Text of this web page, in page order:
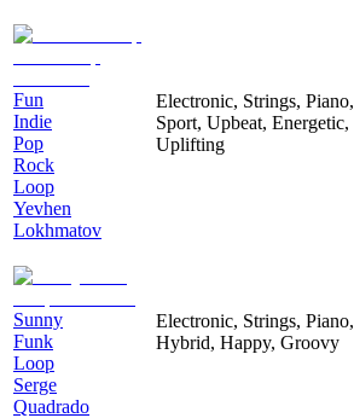
Fun
Indie
Pop
Rock
Loop
Yevhen
Lokhmatov
Electronic, Strings, Piano,
Sport, Upbeat, Energetic,
Uplifting
Sunny
Funk
Loop
Serge
Quadrado
Electronic, Strings, Piano,
Hybrid, Happy, Groovy